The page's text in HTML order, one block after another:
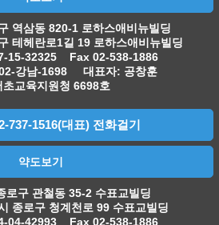
역삼동 820-1 로하스애비뉴빌딩
테헤란로1길 19 로하스애비뉴빌딩
15-32325 Fax 02-538-1886
강남-1698 대표자: 공창훈
초교육지원청 6698호
737-1516(대표) 전화걸기
약도보기
로구 관철동 35-2 수표교빌딩
종로구 청계천로 99 수표교빌딩
04-42993 Fax 02-538-1886